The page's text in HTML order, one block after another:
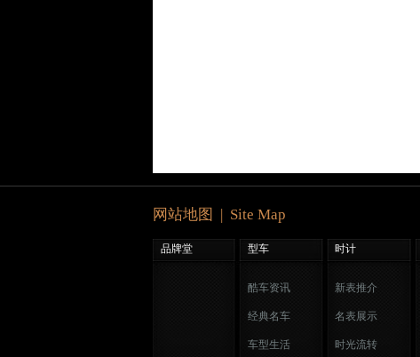
网站地图 | Site Map
品牌堂 型车 时计
酷车资讯
经典名车
车型生活
新表推介
名表展示
时光流转